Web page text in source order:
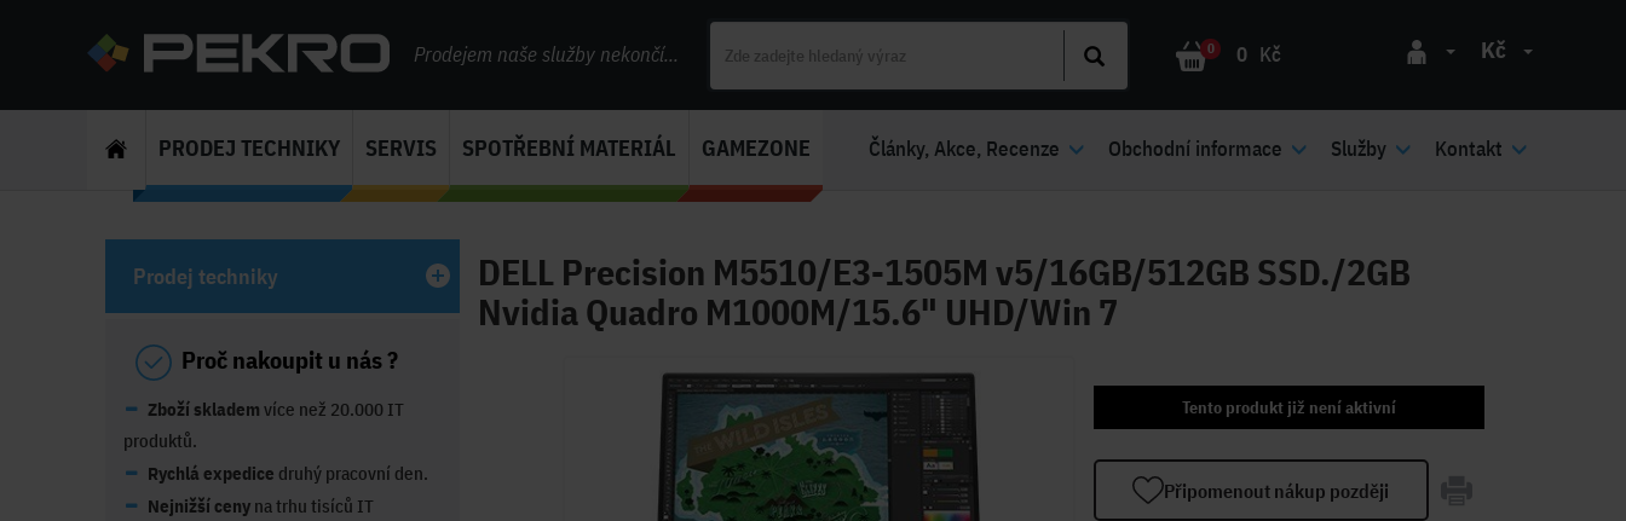
Prodejem naše služby nekončí... 0 0 Kč Kč
PRODEJ TECHNIKY SERVIS SPOTŘEBNÍ MATERIÁL GAMEZONE Články, Akce, Recenze Obchodní informace Služby Kontakt
DELL Precision M5510/E3-1505M v5/16GB/512GB SSD./2GB
Nvidia Quadro M1000M/15.6" UHD/Win 7
Tento produkt již není aktivní
Připomenout nákup později
Prodej techniky
Proč nakoupit u nás ?
Zboží skladem více než 20.000 IT
produktů.
Rychlá expedice druhý pracovní den.
Nejnižší ceny na trhu tisíců IT